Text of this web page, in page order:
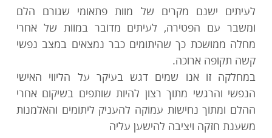
לעיתים ישנם מקרים של מוות פתאומי שגורם הלם
ומשבר עם הפטירה, לעיתים מדובר במוות של אחרי
מחלה ממושכת כך שהיתומים כבר נמצאים במצב נפשי
קשה תקופה ארוכה.
במחלקה זו אנו שמים דגש בעיקר על הליווי האישי
הנפשי והרגשי מתוך רצון להיות שותפים בשיקום אחרי
ההלם ומתוך נחישות עמוקה להעניק ליתומים והאלמנות
משענת חזקה ויציבה להישען עליה